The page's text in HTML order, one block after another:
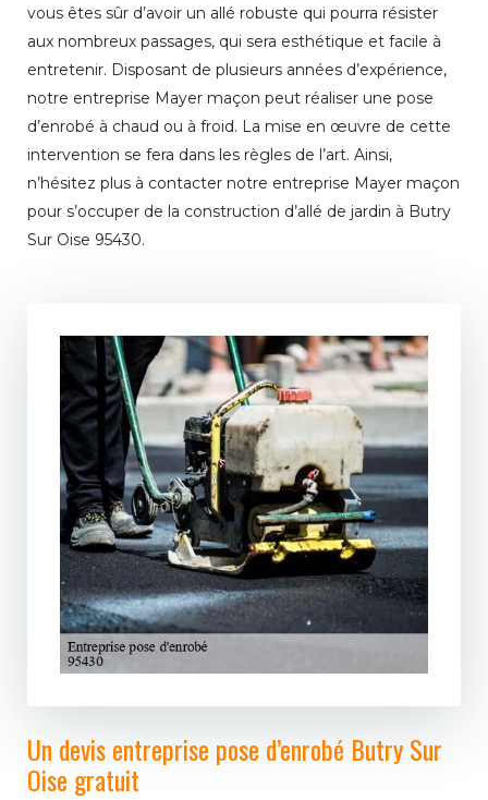
vous êtes sûr d’avoir un allé robuste qui pourra résister
aux nombreux passages, qui sera esthétique et facile à
entretenir. Disposant de plusieurs années d’expérience,
notre entreprise Mayer maçon peut réaliser une pose
d’enrobé à chaud ou à froid. La mise en œuvre de cette
intervention se fera dans les règles de l’art. Ainsi,
n’hésitez plus à contacter notre entreprise Mayer maçon
pour s’occuper de la construction d’allé de jardin à Butry
Sur Oise 95430.
Un devis entreprise pose d’enrobé Butry Sur
Oise gratuit